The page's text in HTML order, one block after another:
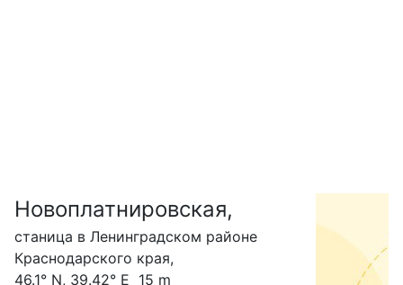
Новоплатнировская,
станица в Ленинградском районе
Краснодарского края,
46.1° N, 39.42° E 15 m